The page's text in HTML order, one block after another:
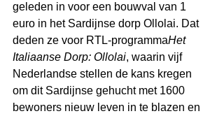
geleden in voor een bouwval van 1
euro in het Sardijnse dorp Ollolai. Dat
deden ze voor RTL-programmaHet
Italiaanse Dorp: Ollolai, waarin vijf
Nederlandse stellen de kans kregen
om dit Sardijnse gehucht met 1600
bewoners nieuw leven in te blazen en